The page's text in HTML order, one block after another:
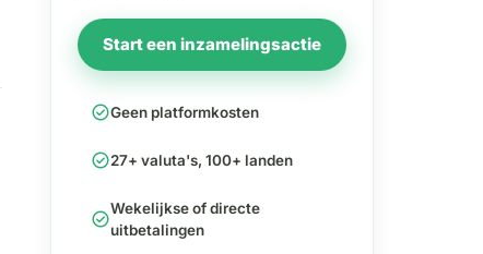
Start een inzamelingsactie
check_circleGeen platformkosten
check_circle27+ valuta's, 100+ landen
check_circleWekelijkse of directe
uitbetalingen